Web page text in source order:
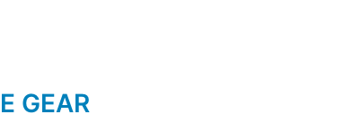
GEAR